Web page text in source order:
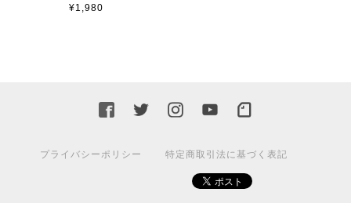
¥1,980
プライバシーポリシー 特定商取引法に基づく表記